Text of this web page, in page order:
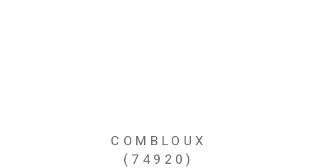
COMBLOUX
(74920)